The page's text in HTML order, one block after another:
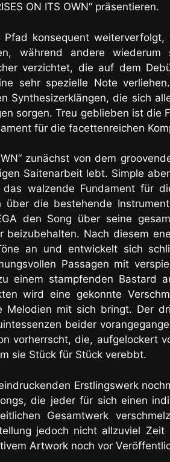
ON ITS OWN“ präsentieren.
konsequent
während andere wiederum
verzichtet, die auf dem
sehr spezielle Note
Synthesizerklängen, die sich
sorgen. Treu geblieben ist die
für die facettenreichen
zunächst von dem
Saitenarbeit lebt. Simple
walzende Fundament für
die bestehende
den Song über seine
Nach diesem
an und entwickelt sich
Passagen mit
einem stampfenden Bastard
wird eine gekonnte
Melodien mit sich bringt. Der
beider
vorherrscht, die, aufgelockert
sie Stück für Stück verebbt.
Erstlingswerk
die jeder für sich einen
Gesamtwerk
jedoch nicht allzuviel
Artwork noch vor